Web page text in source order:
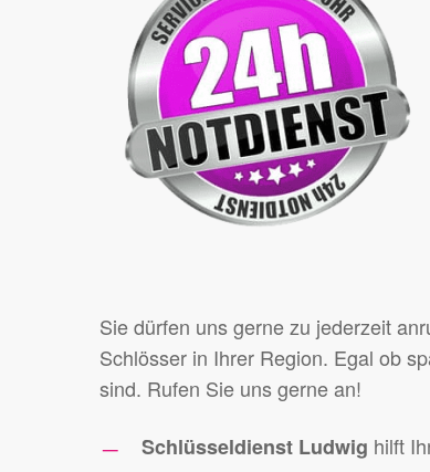
Sie dürfen uns gerne zu jederzeit
Schlösser in Ihrer Region. Egal ob
sind. Rufen Sie uns gerne an!
Schlüsseldienst Ludwig hilft